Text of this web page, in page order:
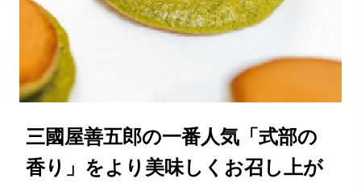
三國屋善五郎の一番人気「式部の
香り」をより美味しくお召し上が